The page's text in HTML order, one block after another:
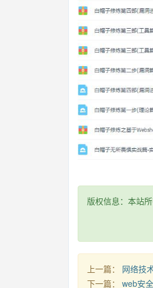
版权信息：本站
上一篇： 网络技
下一篇： web安